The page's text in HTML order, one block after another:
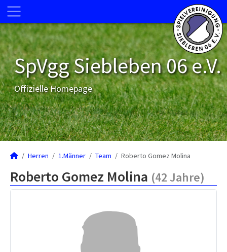
SpVgg Siebleben 06 e.V.
Offizielle Homepage
Herren 1.Männer Team Roberto Gomez Molina
Roberto Gomez Molina (42 Jahre)